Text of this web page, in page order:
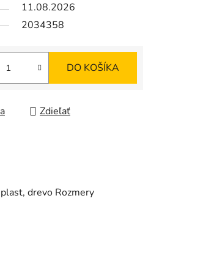
11.08.2026
2034358
DO KOŠÍKA
Zdieľať
drevo Rozmery